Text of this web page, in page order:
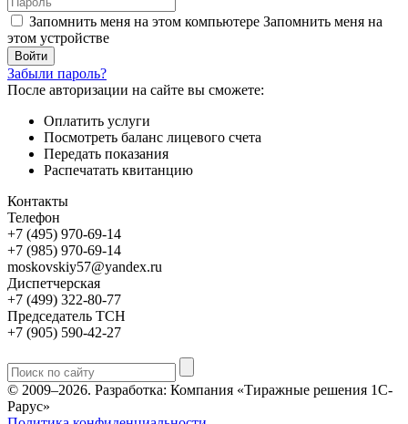
Запомнить меня на этом компьютере Запомнить меня на
этом устройстве
Забыли пароль?
После авторизации на сайте вы сможете:
Оплатить услуги
Посмотреть баланс лицевого счета
Передать показания
Распечатать квитанцию
Контакты
Телефон
+7 (495) 970-69-14
+7 (985) 970-69-14
moskovskiy57@yandex.ru
Диспетчерская
+7 (499) 322-80-77
Председатель ТСН
+7 (905) 590-42-27
© 2009–2026. Разработка: Компания «Тиражные решения 1С-
Рарус»